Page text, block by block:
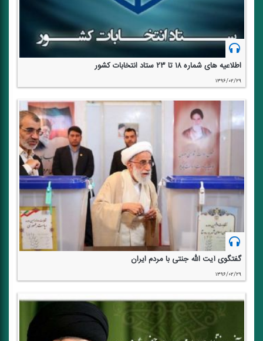
اطلاعیه های شماره ۱۸ تا ۲۳ ستاد انتخابات كشور
۱۳۹۶/۰۲/۲۹
گفتگوی آیت الله جنتی با مردم ایران
۱۳۹۶/۰۲/۲۹